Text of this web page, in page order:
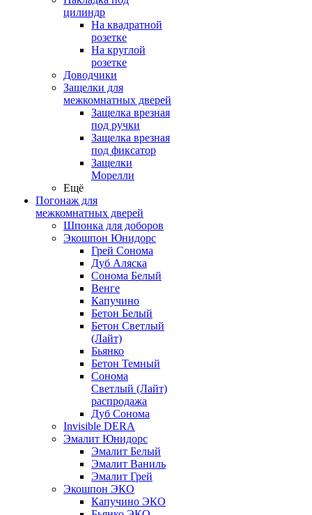
цилиндр
На квадратной
розетке
На круглой
розетке
Доводчики
Защелки для
межкомнатных дверей
Защелка врезная
под ручки
Защелка врезная
под фиксатор
Защелки
Морелли
Ещё
Погонаж для
межкомнатных дверей
Шпонка для доборов
Экошпон Юнидорс
Грей Сонома
Дуб Аляска
Сонома Белый
Венге
Капучино
Бетон Белый
Бетон Светлый
(Лайт)
Бьянко
Бетон Темный
Сонома
Светлый (Лайт)
распродажа
Дуб Сонома
Invisible DERA
Эмалит Юнидорс
Эмалит Белый
Эмалит Ваниль
Эмалит Грей
Экошпон ЭКО
Капучино ЭКО